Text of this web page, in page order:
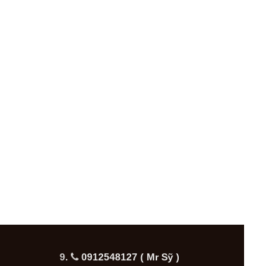
9. 0912548127 ( Mr Sỹ )